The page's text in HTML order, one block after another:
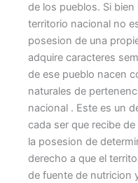
de los pueblos. Si
territorio nacional no
posesion de una
adquire caracteres
de ese pueblo nacen
naturales de
nacional . Este es un
cada ser que recibe
la posesion de
derecho a que el
de fuente de nutricion